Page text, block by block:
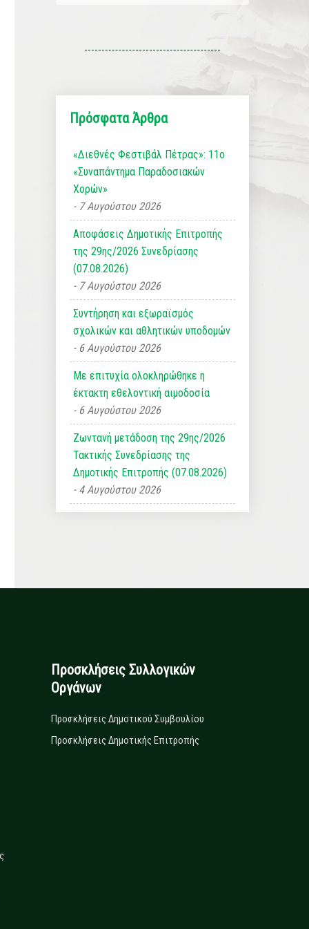
Πρόσφατα Άρθρα
«Διεθνές Φεστιβάλ Πέτρας»: 11ο
«Συναπάντημα Παραδοσιακών
Χορών»
7 Αυγούστου 2026
Αποφάσεις Δημοτικής Επιτροπής
της 29ης/2026 Συνεδρίασης
(07.08.2026)
7 Αυγούστου 2026
Συντήρηση και εξωραϊσμός
σχολικών και αθλητικών υποδομών
6 Αυγούστου 2026
Με επιτυχία ολοκληρώθηκε η
έκτακτη εθελοντική αιμοδοσία
6 Αυγούστου 2026
Ζωντανή μετάδοση της 29ης/2026
Τακτικής Συνεδρίασης της
Δημοτικής Επιτροπής (07.08.2026)
4 Αυγούστου 2026
Προσκλήσεις Συλλογικών
Οργάνων
Προσκλήσεις Δημοτικού Συμβουλίου
Προσκλήσεις Δημοτικής Επιτροπής